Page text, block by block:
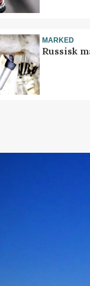
MARKED
Russisk